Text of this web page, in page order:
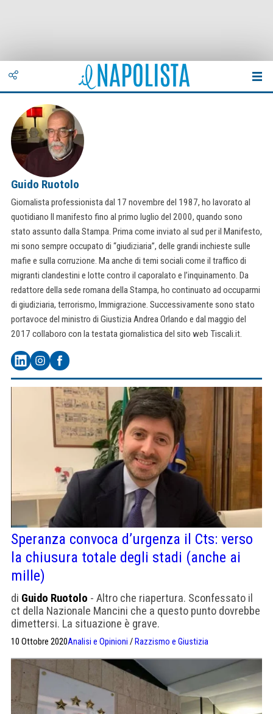
Guido Ruotolo
Giornalista professionista dal 17 novembre del 1987, ho lavorato al
quotidiano Il manifesto fino al primo luglio del 2000, quando sono
stato assunto dalla Stampa. Prima come inviato al sud per il Manifesto,
mi sono sempre occupato di “giudiziaria”, delle grandi inchieste sulle
mafie e sulla corruzione. Ma anche di temi sociali come il traffico di
migranti clandestini e lotte contro il caporalato e l’inquinamento. Da
redattore della sede romana della Stampa, ho continuato ad occuparmi
di giudiziaria, terrorismo, Immigrazione. Successivamente sono stato
portavoce del ministro di Giustizia Andrea Orlando e dal maggio del
2017 collaboro con la testata giornalistica del sito web Tiscali.it.
Speranza convoca d’urgenza il Cts: verso
la chiusura totale degli stadi (anche ai
mille)
di Guido Ruotolo - Altro che riapertura. Sconfessato il
ct della Nazionale Mancini che a questo punto dovrebbe
dimettersi. La situazione è grave.
10 Ottobre 2020Analisi e Opinioni / Razzismo e Giustizia